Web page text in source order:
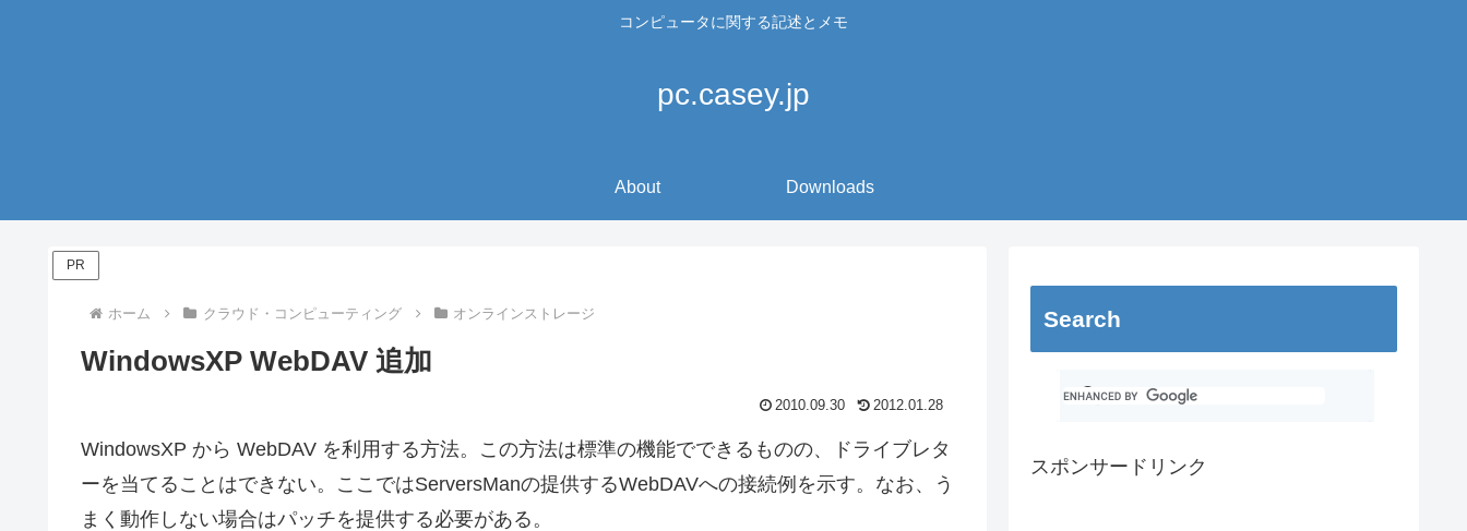
コンピュータに関する記述とメモ
pc.casey.jp
About Downloads
PR
ホーム クラウド・コンピューティング オンラインストレージ
WindowsXP WebDAV 追加
2010.09.30 2012.01.28
WindowsXP から WebDAV を利用する方法。この方法は標準の機能でできるものの、ドライブレタ
ーを当てることはできない。ここではServersManの提供するWebDAVへの接続例を示す。なお、う
まく動作しない場合はパッチを提供する必要がある。
Search
スポンサードリンク